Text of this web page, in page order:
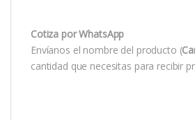
Cotiza por WhatsApp
Envíanos el nombre del producto (
cantidad que necesitas para recibir